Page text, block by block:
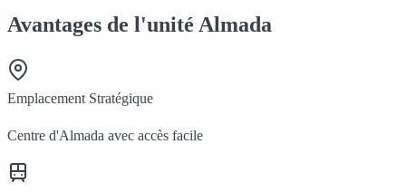
Avantages de l'unité Almada
Emplacement Stratégique
Centre d'Almada avec accès facile